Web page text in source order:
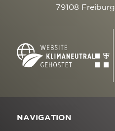
79108 Freiburg
NAVIGATION